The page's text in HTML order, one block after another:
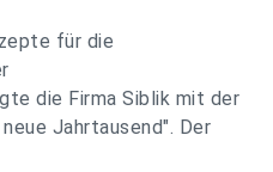
für die
die Firma Siblik mit der
Jahrtausend". Der